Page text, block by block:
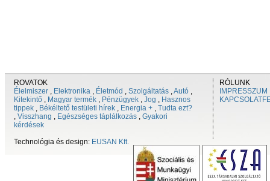
ROVATOK
Élelmiszer , Elektronika , Életmód , Szolgáltatás ,Autó ,
Kitekintő , Magyar termék , Pénzügyek , Jog , Hasznos
tippek , Békéltető testületi hírek , Energia + , Tudta ezt?
, Visszhang , Egészséges táplálkozás , Gyakori
kérdések
Technológia és design: EUSAN Kft.
RÓLUNK
IMPRESSZUM